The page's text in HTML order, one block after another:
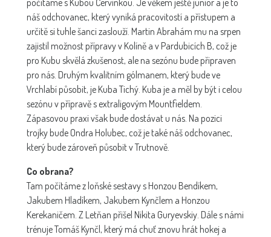
počítáme s Kubou Červinkou. Je věkem ještě junior a je to
náš odchovanec, který vyniká pracovitostí a přístupem a
určitě si tuhle šanci zaslouží. Martin Abrahám mu na srpen
zajistil možnost přípravy v Kolíně a v Pardubicích B, což je
pro Kubu skvělá zkušenost, ale na sezónu bude připraven
pro nás. Druhým kvalitním gólmanem, který bude ve
Vrchlabí působit, je Kuba Tichý. Kuba je a měl by být i celou
sezónu v přípravě s extraligovým Mountfieldem.
Zápasovou praxi však bude dostávat u nás. Na pozici
trojky bude Ondra Holubec, což je také náš odchovanec,
který bude zároveň působit v Trutnově.
Co obrana?
Tam počítáme z loňské sestavy s Honzou Bendíkem,
Jakubem Hladíkem, Jakubem Kynčlem a Honzou
Kerekaničem. Z Letňan přišel Nikita Guryevskiy. Dále s námi
trénuje Tomáš Kynčl, který má chuť znovu hrát hokej a